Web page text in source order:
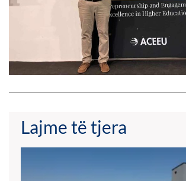
Lajme të tjera